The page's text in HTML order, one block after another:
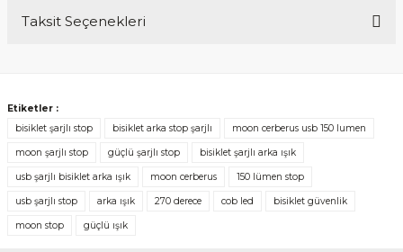
Taksit Seçenekleri
Etiketler :
bisiklet şarjlı stop
bisiklet arka stop şarjlı moon cerberus usb 150 lumen
moon şarjlı stop güçlü şarjlı stop bisiklet şarjlı arka ışık
usb şarjlı bisiklet arka ışık moon cerberus 150 lümen stop
usb şarjlı stop arka ışık 270 derece cob led bisiklet güvenlik
moon stop güçlü ışık